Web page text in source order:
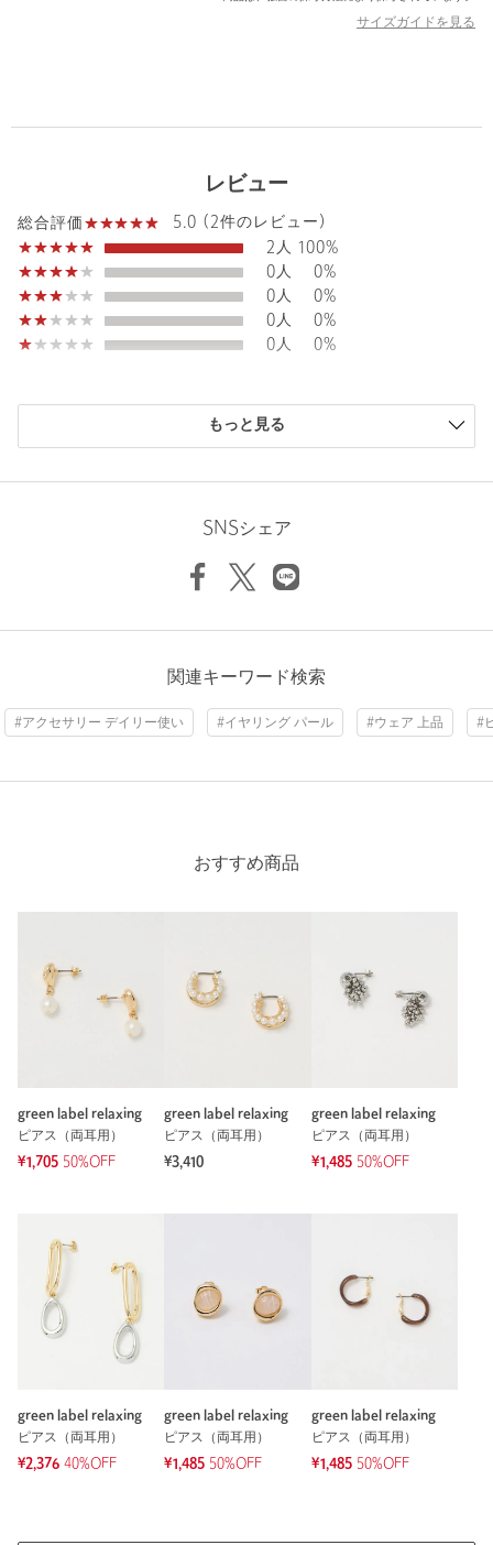
============================
※商品を使用前に、タグ等に記載されている「取り扱い上の注意
書き」、「洗濯表示」を必ずご確認ください。
※商品画像は、光の当たり具合やパソコンなどの閲覧環境によ
り、実際の色味と異なって見える場合がございます。あらかじめ
ご了承ください。
※商品の色味の目安は、商品単体の画像をご参照ください。
で下記の品名/品番をお申し付けください。
品名：FFC miniFKPLWLINE/P 品番：36336000083
対象商品
WOMEN
カテゴリー アクセサリー | ピアス（両耳用）
サイズガイドを見る
レビュー
総合評価
5.0 (2件のレビュー)
2人 100%
0人
0%
0人
0%
0人
0%
0人
0%
ニックネーム： ゆーちゃん
購入カラー：OFF WHITE
2連になってるのが非常に可愛いく、カジュアルなお洋服にワ
1人が参考になったと回答
購入カラー：OFF WHITE
2連のループの長さがそれぞれ違うので耳元で揺れた時に表情
が出るところが気に入りました。キャッチもつながっているの
年代： 50代後半
身長：160cm
※レビューは、個人の主観による感想・体感によるもので、商品の効果や性
能を保証するものではありません。
もっと見る
もっと見る
SNSシェア
関連キーワード検索
#アクセサリー デイリー使い #イヤリング パール #ウェア 上品 #
おすすめ商品
green label relaxing
ピアス（両耳用）
¥1,705 50%OFF
green label relaxing
ピアス（両耳用）
¥3,410
green label relaxing
ピアス（両耳用）
¥1,485 50%OFF
green label relaxing
ピアス（両耳用）
¥2,376 40%OFF
green label relaxing
ピアス（両耳用）
¥1,485 50%OFF
green label relaxing
ピアス（両耳用）
¥1,485 50%OFF